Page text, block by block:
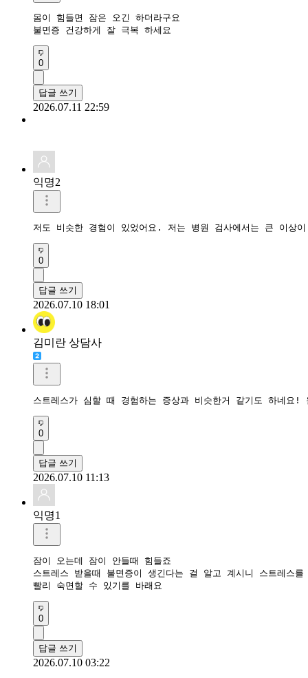
몸이 힘들면 잠은 오긴 하더라구요
불면증 건강하게 잘 극복 하세요
0
답글 쓰기
2026.07.11 22:59
익명2
저도 비슷한 경험이 있었어요. 저는 병원 검사에서는 큰 이상
0
답글 쓰기
2026.07.10 18:01
김미란 상담사
스트레스가 심할 때 경험하는 증상과 비슷한거 같기도 하네
0
답글 쓰기
2026.07.10 11:13
익명1
잠이 오는데 잠이 안들때 힘들죠
스트레스 받을때 불면증이 생긴다는 걸 알고 계시니 스트레스
빨리 숙면할 수 있기를 바래요
0
답글 쓰기
2026.07.10 03:22